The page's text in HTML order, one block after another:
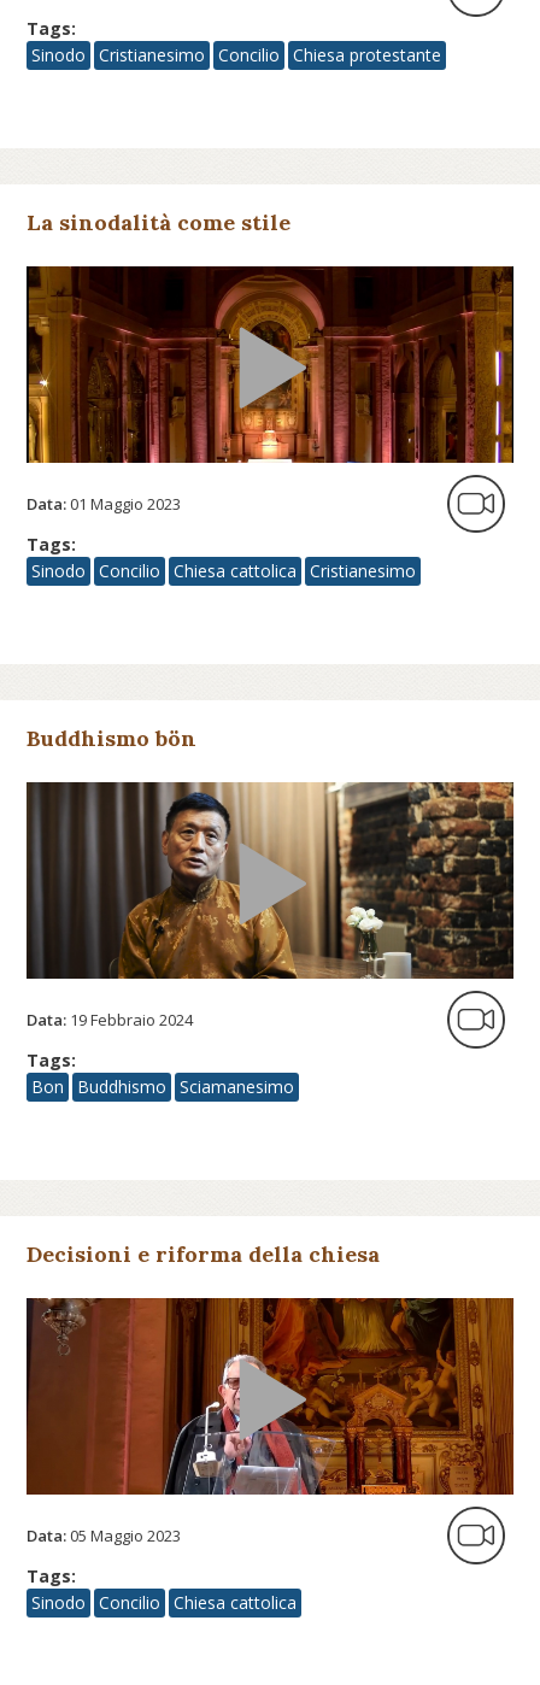
Tags:
Sinodo
Cristianesimo Concilio Chiesa protestante
La sinodalità come stile
Data:01 Maggio 2023
Tags:
Sinodo
Concilio Chiesa cattolica Cristianesimo
Buddhismo bön
Data: 19 Febbraio 2024
Tags:
Bon
Buddhismo Sciamanesimo
Decisioni e riforma della chiesa
Data:05 Maggio 2023
Tags:
Sinodo
Concilio Chiesa cattolica